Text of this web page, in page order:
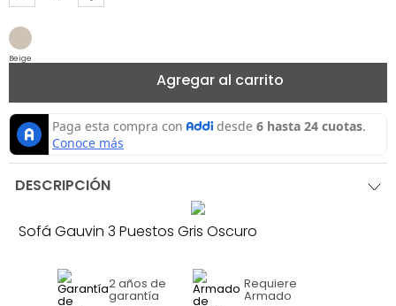
Beige
Agregar al carrito
DESCRIPCIÓN
Sofá Gauvin 3 Puestos Gris Oscuro
2 años de
garantía
Requiere
Armado